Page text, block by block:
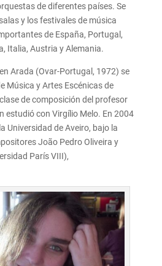
de diferentes países. Se
y los festivales de música
de España, Portugal,
Italia, Austria y Alemania.
Arada (Ovar-Portugal, 1972) se
Música y Artes Escénicas de
de composición del profesor
estudió con Virgílio Melo. En 2004
Universidad de Aveiro, bajo la
João Pedro Oliveira y
París VIII),